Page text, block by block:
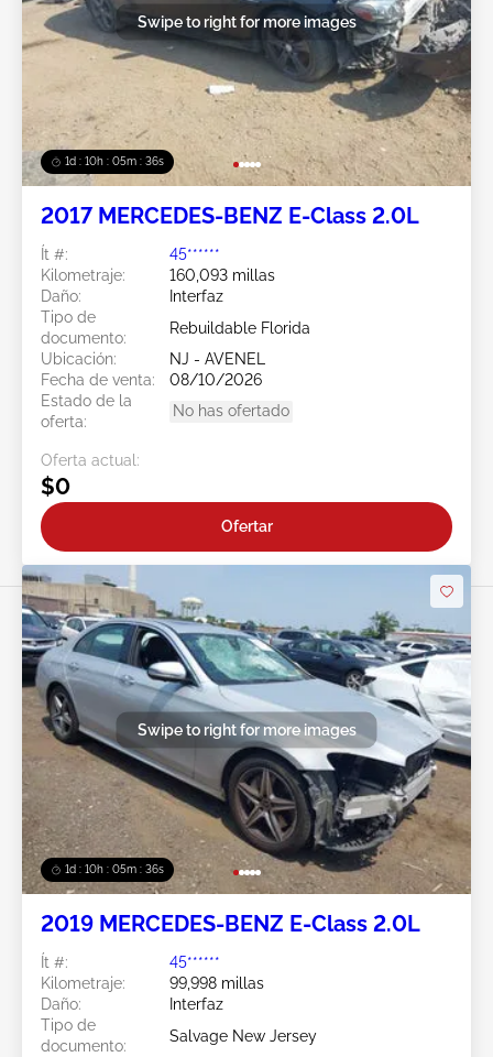
1d : 10h : 05m : 34s
Swipe to right for more images
2017 MERCEDES-BENZ E-Class 2.0L
Ít #:
45******
Kilometraje:
160,093 millas
Daño:
Interfaz
Tipo de
documento:
Rebuildable Florida
Ubicación:
NJ - AVENEL
Fecha de venta:
08/10/2026
Estado de la
oferta:
No has ofertado
Oferta actual:
$0
Ofertar
1d : 10h : 05m : 34s
Swipe to right for more images
2019 MERCEDES-BENZ E-Class 2.0L
Ít #:
45******
Kilometraje:
99,998 millas
Daño:
Interfaz
Tipo de
documento:
Salvage New Jersey